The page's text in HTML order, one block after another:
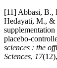
[11] Abbasi, B.,
Hedayati, M., &
placebo-
sciences : the
Sciences, 17